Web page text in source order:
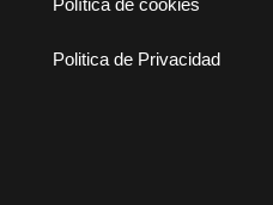
Política de cookies
Politica de Privacidad